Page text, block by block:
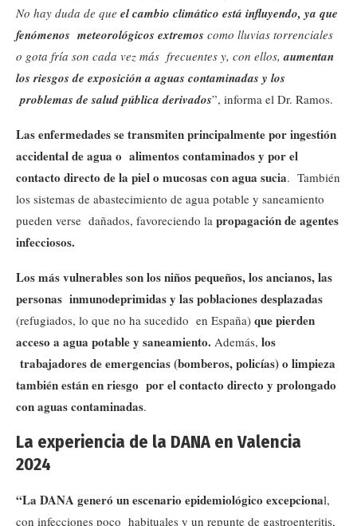
No hay duda de que el cambio climático está influyendo, ya que
fenómenos meteorológicos extremos como lluvias torrenciales
o gota fría son cada vez más frecuentes y, con ellos,aumentan
los riesgos de exposición a aguas contaminadas y los
problemas de salud pública derivados”, informa el Dr. Ramos.
Las enfermedades se transmiten principalmente por ingestión
accidental de agua o alimentos contaminados y por el
contacto directo de la piel o mucosas con agua sucia. También
los sistemas de abastecimiento de agua potable y saneamiento
pueden verse dañados, favoreciendo la propagación de agentes
infecciosos.
Los más vulnerables son los niños pequeños, los ancianos, las
personas inmunodeprimidas y las poblaciones desplazadas
(refugiados, lo que no ha sucedido en España) que pierden
acceso a agua potable y saneamiento. Además, los
trabajadores de emergencias (bomberos, policías) o limpieza
también están en riesgo por el contacto directo y prolongado
con aguas contaminadas.
La experiencia de la DANA en Valencia
2024
“La DANA generó un escenario epidemiológico excepcional,
con infecciones poco habituales y un repunte de gastroenteritis,